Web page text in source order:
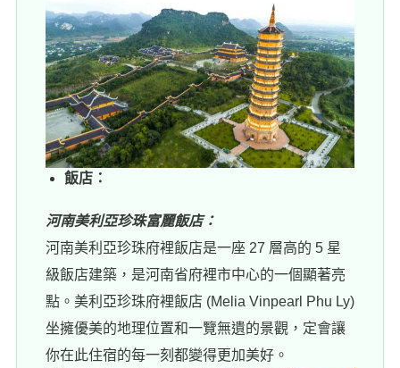
飯店：
河南美利亞珍珠富麗飯店：
河南美利亞珍珠府裡飯店是一座 27 層高的 5 星
級飯店建築，是河南省府裡市中心的一個顯著亮
點。美利亞珍珠府裡飯店 (Melia Vinpearl Phu Ly)
坐擁優美的地理位置和一覽無遺的景觀，定會讓
你在此住宿的每一刻都變得更加美好。